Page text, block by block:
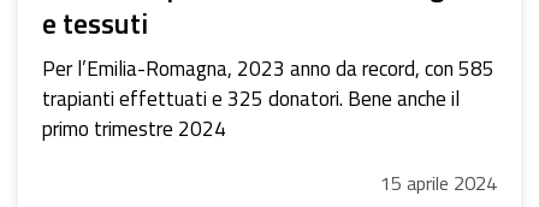
e tessuti
Per l’Emilia-Romagna, 2023 anno da record, con 585
trapianti effettuati e 325 donatori. Bene anche il
primo trimestre 2024
15 aprile 2024